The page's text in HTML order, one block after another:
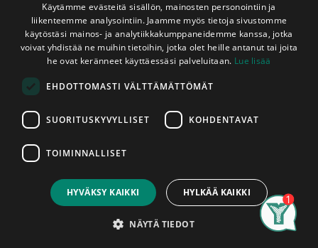
82,90€
Account
Kuusipaneeli 18x145x2370 mm STS Harjattu Kelo (1,55
Kuusipaneeli 18x145x2370 mm STS
Harjattu Kelo (1,55 m2/pkt,
5kpl/pkt)
Päätypontattu, piilonaulauspontti, saunasuojattu
Kelon sävyisellä saunasuojalla käsitelty
Käytämme evästeitä sisällön, mainosten personointiin ja
liikenteemme analysointiin. Jaamme myös tietoja sivustomme
käytöstäsi mainos- ja analytiikkakumppaneidemme kanssa, jotka
voivat yhdistää ne muihin tietoihin, jotka olet heille antanut tai joita
he ovat keränneet käyttäessäsi palveluitaan. Lue lisää
EHDOTTOMASTI VÄLTTÄMÄTTÖMÄT
SUORITUSKYVYLLISET KOHDENTAVAT
TOIMINNALLISET
HYVÄKSY KAIKKI HYLKÄÄ KAIKKI
NÄYTÄ TIEDOT